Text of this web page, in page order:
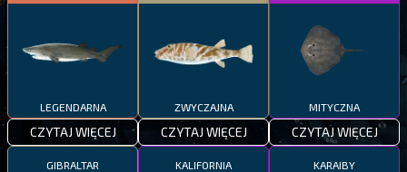
LEGENDARNA
CZYTAJ WIĘCEJ
ZWYCZAJNA
CZYTAJ WIĘCEJ
MITYCZNA
CZYTAJ WIĘCEJ
GIBRALTAR KALIFORNIA KARAIBY